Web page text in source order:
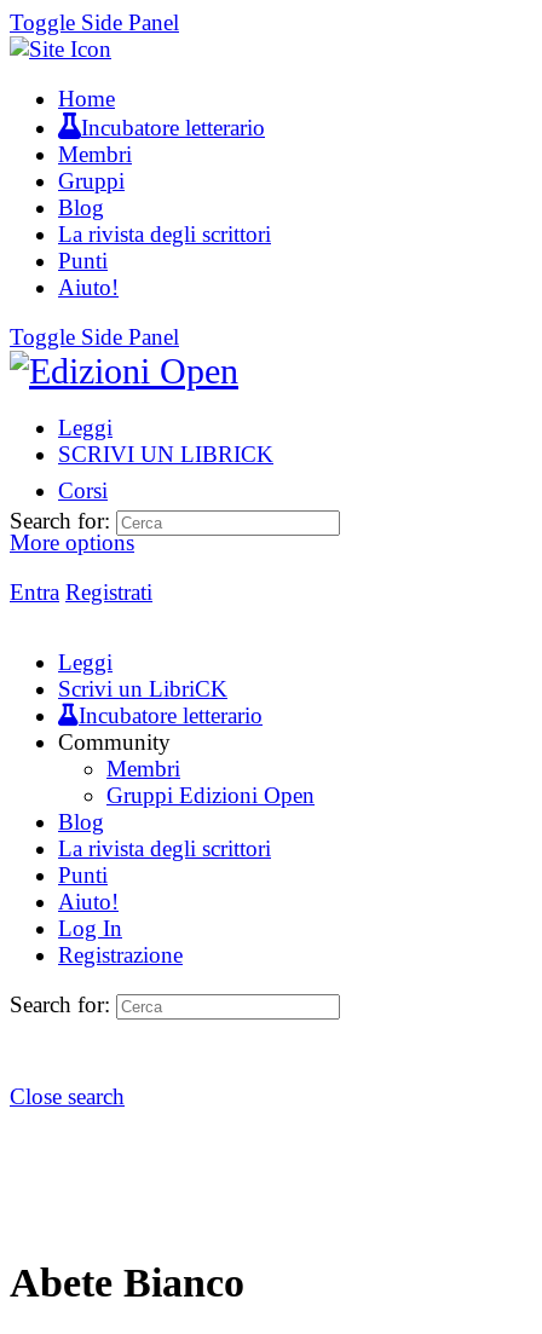
Toggle Side Panel
Home
Incubatore letterario
Membri
Gruppi
Blog
La rivista degli scrittori
Punti
Aiuto!
Toggle Side Panel
Leggi
SCRIVI UN LIBRICK
Corsi
More options
Entra Registrati
Search for:
Leggi
Scrivi un LibriCK
Incubatore letterario
Community
Membri
Gruppi Edizioni Open
Blog
La rivista degli scrittori
Punti
Aiuto!
Log In
Registrazione
Search for:
Close search
Abete Bianco